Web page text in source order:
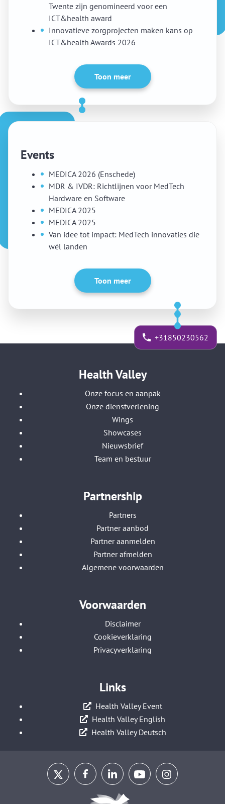
Twente zijn genomineerd voor een
ICT&health award
Innovatieve zorgprojecten maken kans op
ICT&health Awards 2026
Toon meer
Events
MEDICA 2026 (Enschede)
MDR & IVDR: Richtlijnen voor MedTech
Hardware en Software
MEDICA 2025
MEDICA 2025
Van idee tot impact: MedTech innovaties die
wél landen
Toon meer
+31850230562
Health Valley
Onze focus en aanpak
Onze dienstverlening
Wings
Showcases
Nieuwsbrief
Team en bestuur
Partnership
Partners
Partner aanbod
Partner aanmelden
Partner afmelden
Algemene voorwaarden
Voorwaarden
Disclaimer
Cookieverklaring
Privacyverklaring
Links
Health Valley Event
Health Valley English
Health Valley Deutsch